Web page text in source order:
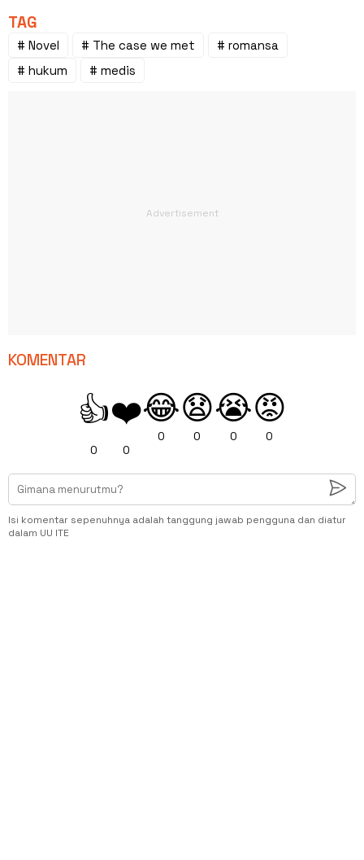
TAG
# Novel # The case we met
# romansa
# hukum
# medis
KOMENTAR
👍
0
❤️
0
😂
0
😧
0
😭
0
😡
0
Isi komentar sepenuhnya adalah tanggung jawab pengguna dan diatur
dalam UU ITE